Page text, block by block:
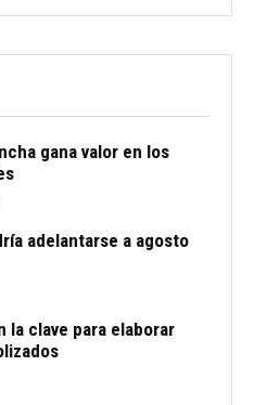
gana valor en los
adelantarse a agosto
la clave para elaborar